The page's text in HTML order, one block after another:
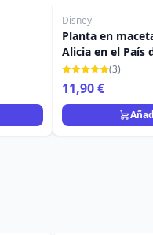
Disney
Planta en
Alicia en el País
Maravillas -
(3)
11,90 €